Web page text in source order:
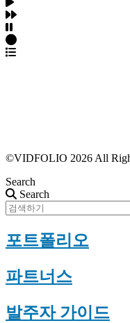
©VIDFOLIO 2026 All
Search
Search
포트폴리오
파트너스
발주자 가이드